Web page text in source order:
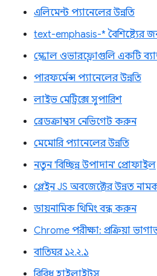
এলিমেন্ট প্যানেলের উন্নতি
text-emphasis-* বৈশিষ্ট্যের
স্ক্রোল ওভারফ্লোগুলি একটি
পারফর্মেন্স প্যানেলের উন্নতি
লাইভ মেট্রিক্সে সুপারিশ
ব্রেডক্রাম্বস নেভিগেট করুন
মেমোরি প্যানেলের উন্নতি
নতুন 'বিচ্ছিন্ন উপাদান' প্রোফাইল
প্লেইন JS অবজেক্টের উন্নত
ডায়নামিক থিমিং বন্ধ করুন
Chrome পরীক্ষা: প্রক্রিয়া
বাতিঘর ১২.২.১